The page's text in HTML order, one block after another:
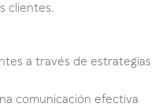
clientes.
a través de estrategias
comunicación efectiva